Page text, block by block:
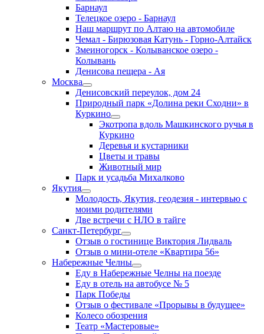
Барнаул
Телецкое озеро - Барнаул
Наш маршрут по Алтаю на автомобиле
Чемал - Бирюзовая Катунь - Горно-Алтайск
Змеиногорск - Колыванское озеро -
Колывань
Денисова пещера - Ая
Москва
Денисовский переулок, дом 24
Природный парк «Долина реки Сходни» в
Куркино
Экотропа вдоль Машкинского ручья в
Куркино
Деревья и кустарники
Цветы и травы
Животный мир
Парк и усадьба Михалково
Якутия
Молодость, Якутия, геодезия - интервью с
моими родителями
Две встречи с НЛО в тайге
Санкт-Петербург
Отзыв о гостинице Виктория Лидваль
Отзыв о мини-отеле «Квартира 56»
Набережные Челны
Еду в Набережные Челны на поезде
Еду в отель на автобусе № 5
Парк Победы
Отзыв о фестивале «Прорывы в будущее»
Колесо обозрения
Театр «Мастеровые»